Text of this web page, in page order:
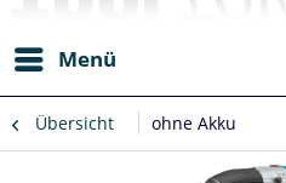
Menü
Übersicht ohne Akku